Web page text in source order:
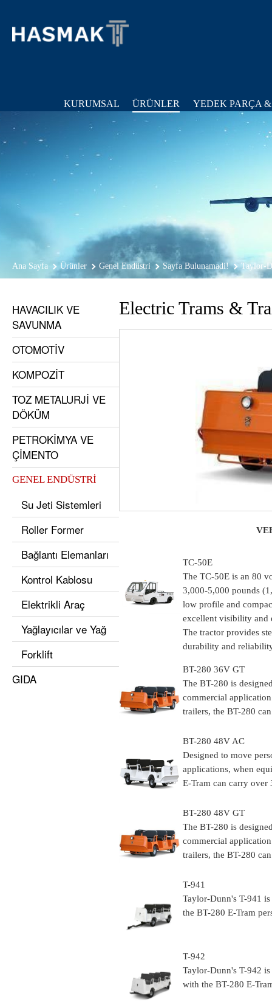
KURUMSAL ÜRÜNLER YEDEK PARÇA &
Ana Sayfa Ürünler Genel Endüstri Sayfa Bulunamadi! Taylor-
Electric Trams &
TC-50E
The TC-50E is an 80
3,000-5,000 pounds
low profile and
excellent visibility and
The tractor provides
durability and
BT-280 36V GT
The BT-280 is
commercial
trailers, the BT-280
BT-280 48V AC
Designed to move
applications, when
E-Tram can carry over
BT-280 48V GT
The BT-280 is
commercial
trailers, the BT-280
T-941
Taylor-Dunn's T-941
the BT-280 E-Tram
T-942
Taylor-Dunn's T-942 is
with the BT-280 E-
HAVACILIK VE
SAVUNMA
OTOMOTİV
KOMPOZİT
TOZ METALURJİ VE
DÖKÜM
PETROKİMYA VE
ÇİMENTO
GENEL ENDÜSTRİ
Su Jeti Sistemleri
Roller Former
Bağlantı Elemanları
Kontrol Kablosu
Elektrikli Araç
Yağlayıcılar ve Yağ
Forklift
GIDA